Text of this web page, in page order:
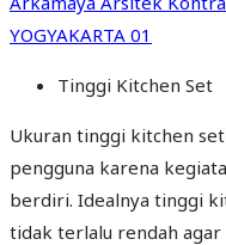
Tinggi Kitchen Set
Ukuran tinggi kitchen
pengguna karena
berdiri. Idealnya tinggi
tidak terlalu rendah agar